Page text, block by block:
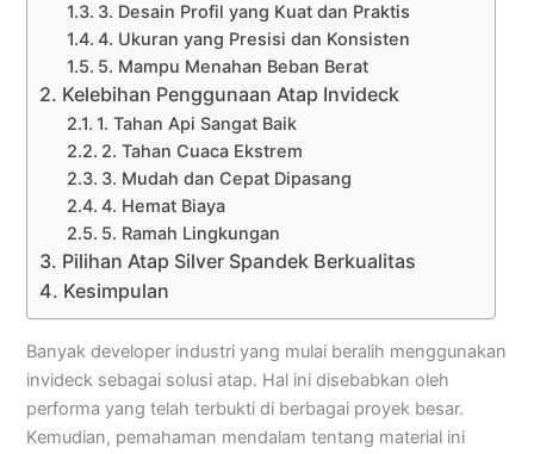
3. Desain Profil yang Kuat dan Praktis
4. Ukuran yang Presisi dan Konsisten
5. Mampu Menahan Beban Berat
Kelebihan Penggunaan Atap Invideck
1. Tahan Api Sangat Baik
2. Tahan Cuaca Ekstrem
3. Mudah dan Cepat Dipasang
4. Hemat Biaya
5. Ramah Lingkungan
Pilihan Atap Silver Spandek Berkualitas
Kesimpulan
Banyak developer industri yang mulai beralih menggunakan
invideck sebagai solusi atap. Hal ini disebabkan oleh
performa yang telah terbukti di berbagai proyek besar.
Kemudian, pemahaman mendalam tentang material ini